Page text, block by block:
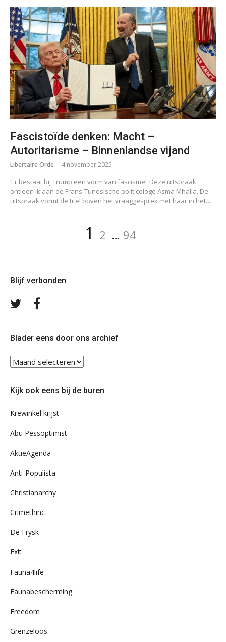
Fascistoïde denken: Macht –
Autoritarisme – Binnenlandse vijand
Libertaire Orde 4 november 2025
‘Er bestaat bij Trump een vorm van fascisme’. Deze uitspraak
ontleen ik aan de Frans-Tunesische politicologe Asma Mhalla. De
uitspraak vormt de titel boven het vraaggesprek met haar in het…
Pagina
1 Pagina
2 … Pagina
94
Blijf verbonden
Volg
Blader eens door ons archief
Blader
ons
Kijk ook eens bij de buren
Krewinkel krijst
Abu Pessoptimist
AktieAgenda
Anti-Populista
Christianarchy
Crimethinc
De Frysk
Exit
Fauna4life
Faunabescherming
Freedom
Grenzeloos